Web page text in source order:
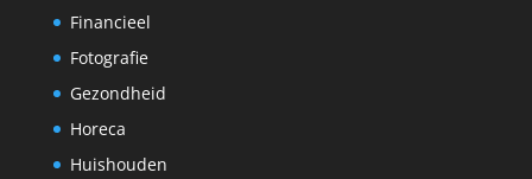
Financieel
Fotografie
Gezondheid
Horeca
Huishouden